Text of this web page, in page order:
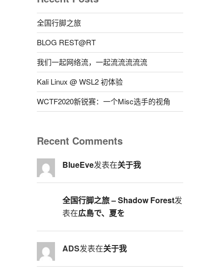
全国行脚之旅
BLOG REST@RT
我们一起网络流，一起流流流流流
Kali Linux @ WSL2 初体验
WCTF2020新锐赛：一个Misc选手的视角
Recent Comments
BlueEve发表在关于我
全国行脚之旅 – Shadow Forest发
表在広島で、夏を
ADS发表在关于我